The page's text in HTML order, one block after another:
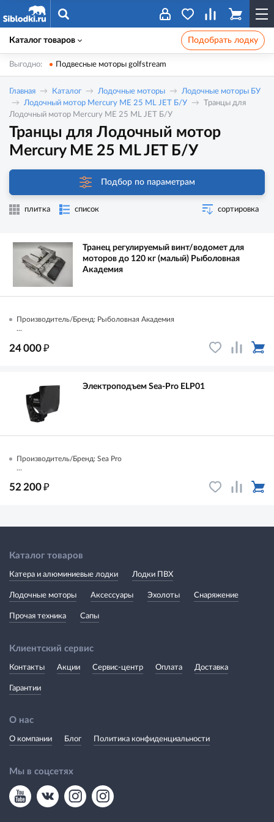
Каталог товаров Подобрать лодку
Выгодно: Подвесные моторы golfstream
Главная Каталог Лодочные моторы
Лодочные моторы БУ
Лодочный мотор Mercury ME 25 ML JET Б/У
Транцы для
Лодочный мотор Mercury ME 25 ML JET Б/У
Транцы для Лодочный мотор
Mercury ME 25 ML JET Б/У
Подбор по параметрам
плитка список сортировка
Транец регулируемый винт/водомет для
моторов до 120 кг (малый) Рыболовная
Академия
Производитель/Бренд: Рыболовная Академия
...
24 000₽
Электроподъем Sea-Pro ELP01
Производитель/Бренд: Sea Pro
...
52 200₽
Каталог товаров
Катера и алюминиевые лодки Лодки ПВХ
Лодочные моторы Аксессуары Эхолоты Снаряжение
Прочая техника Сапы
Клиентский сервис
Контакты Акции Сервис-центр Оплата Доставка
Гарантии
О нас
О компании Блог Политика конфиденциальности
Мы в соцсетях